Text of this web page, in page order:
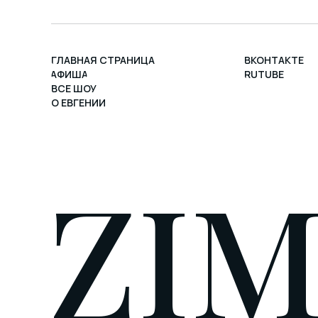
ГЛАВНАЯ СТРАНИЦА
АФИША
ВСЕ ШОУ
О ЕВГЕНИИ
ВКОНТАКТЕ
RUTUBE